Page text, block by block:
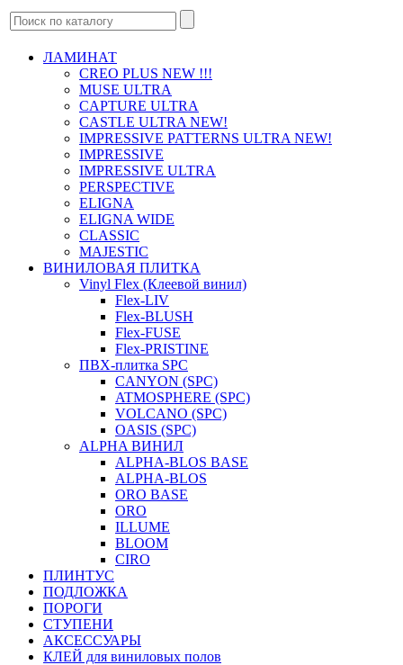
ЛАМИНАТ
CREO PLUS NEW !!!
MUSE ULTRA
CAPTURE ULTRA
CASTLE ULTRA NEW!
IMPRESSIVE PATTERNS ULTRA NEW!
IMPRESSIVE
IMPRESSIVE ULTRA
PERSPECTIVE
ELIGNA
ELIGNA WIDE
CLASSIC
MAJESTIC
ВИНИЛОВАЯ ПЛИТКА
Vinyl Flex (Клеевой винил)
Flex-LIV
Flex-BLUSH
Flex-FUSE
Flex-PRISTINE
ПВХ-плитка SPC
CANYON (SPC)
ATMOSPHERE (SPC)
VOLCANO (SPC)
OASIS (SPC)
ALPHA ВИНИЛ
ALPHA-BLOS BASE
ALPHA-BLOS
ORO BASE
ORO
ILLUME
BLOOM
CIRO
ПЛИНТУС
ПОДЛОЖКА
ПОРОГИ
СТУПЕНИ
АКСЕССУАРЫ
КЛЕЙ для виниловых полов